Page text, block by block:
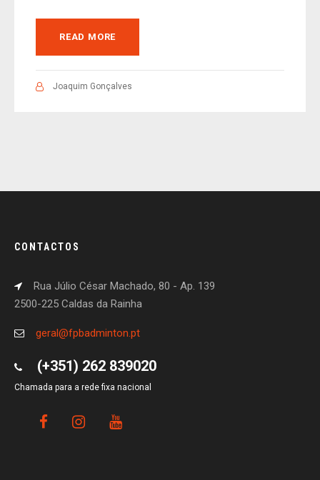
READ MORE
Joaquim Gonçalves
CONTACTOS
Rua Júlio César Machado, 80 - Ap. 139
2500-225 Caldas da Rainha
geral@fpbadminton.pt
(+351) 262 839020
Chamada para a rede fixa nacional